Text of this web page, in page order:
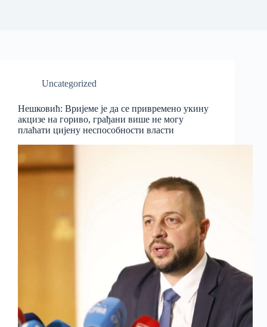
Uncategorized
Нешковић: Вријеме је да се привремено укину
акцизе на гориво, грађани више не могу
плаћати цијену неспособности власти